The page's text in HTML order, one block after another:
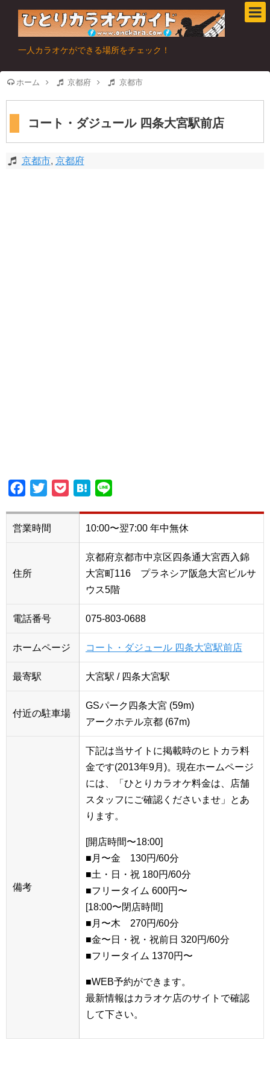
一人カラオケができる場所をチェック！
ホーム 京都府 京都市
コート・ダジュール 四条大宮駅前店
京都市, 京都府
Facebook
Twitter PocketHatena
営業時間 10:00〜翌7:00 年中無休
住所
京都府京都市中京区四条通大宮西入錦
大宮町116 プラネシア阪急大宮ビルサ
ウス5階
電話番号 075-803-0688
ホームページ コート・ダジュール 四条大宮駅前店
最寄駅 大宮駅 / 四条大宮駅
付近の駐車場
GSパーク四条大宮 (59m)
アークホテル京都 (67m)
備考
下記は当サイトに掲載時のヒトカラ料
金です(2013年9月)。現在ホームページ
には、「ひとりカラオケ料金は、店舗
スタッフにご確認くださいませ」とあ
ります。
[開店時間〜18:00]
■月〜金 130円/60分
■土・日・祝 180円/60分
■フリータイム 600円〜
[18:00〜閉店時間]
■月〜木 270円/60分
■金〜日・祝・祝前日 320円/60分
■フリータイム 1370円〜
■WEB予約ができます。
最新情報はカラオケ店のサイトで確認
して下さい。